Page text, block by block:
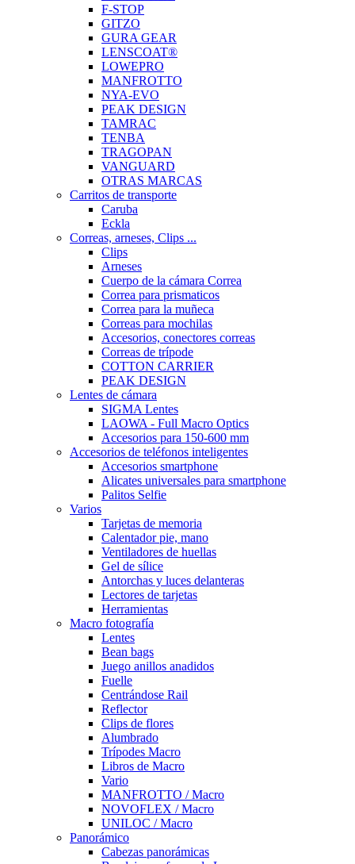
F-STOP
GITZO
GURA GEAR
LENSCOAT®
LOWEPRO
MANFROTTO
NYA-EVO
PEAK DESIGN
TAMRAC
TENBA
TRAGOPAN
VANGUARD
OTRAS MARCAS
Carritos de transporte
Caruba
Eckla
Correas, arneses, Clips ...
Clips
Arneses
Cuerpo de la cámara Correa
Correa para prismaticos
Correa para la muñeca
Correas para mochilas
Accesorios, conectores correas
Correas de trípode
COTTON CARRIER
PEAK DESIGN
Lentes de cámara
SIGMA Lentes
LAOWA - Full Macro Optics
Accesorios para 150-600 mm
Accesorios de teléfonos inteligentes
Accesorios smartphone
Alicates universales para smartphone
Palitos Selfie
Varios
Tarjetas de memoria
Calentador pie, mano
Ventiladores de huellas
Gel de sílice
Antorchas y luces delanteras
Lectores de tarjetas
Herramientas
Macro fotografía
Lentes
Bean bags
Juego anillos anadidos
Fuelle
Centrándose Rail
Reflector
Clips de flores
Alumbrado
Trípodes Macro
Libros de Macro
Vario
MANFROTTO / Macro
NOVOFLEX / Macro
UNILOC / Macro
Panorámico
Cabezas panorámicas